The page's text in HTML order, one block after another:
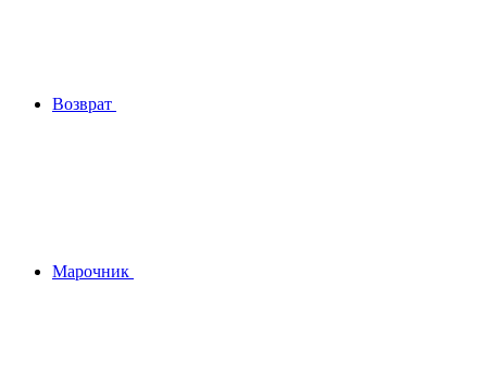
Возврат
Марочник